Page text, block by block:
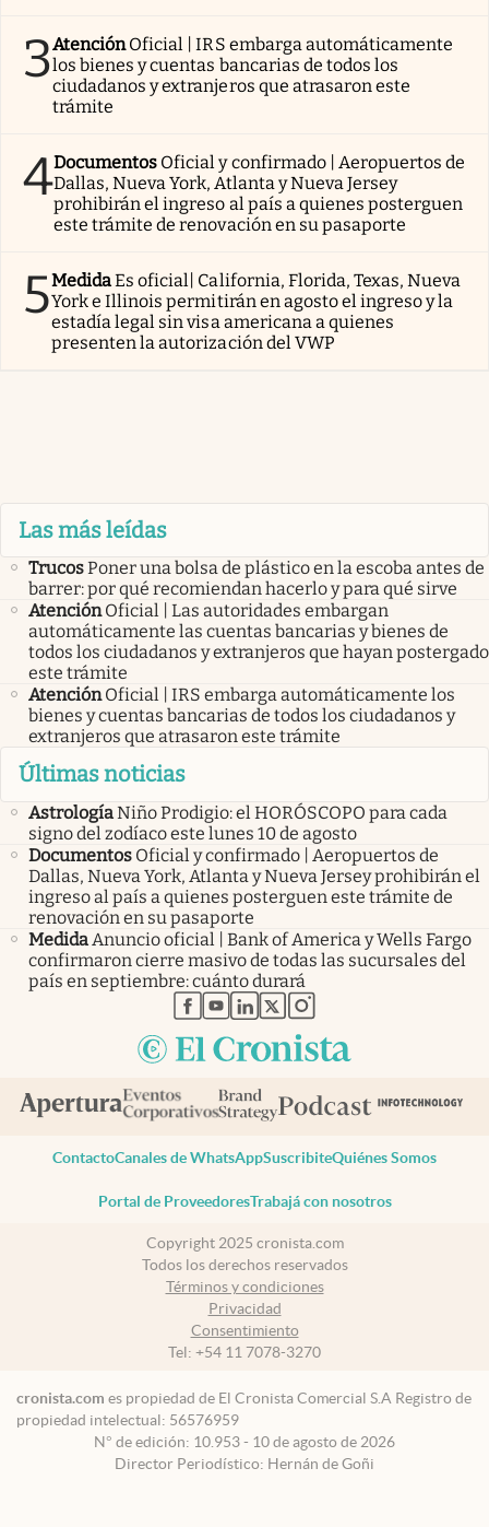
3AtenciónOficial | IRS embarga automáticamente
los bienes y cuentas bancarias de todos los
ciudadanos y extranjeros que atrasaron este
trámite
4Documentos Oficial y confirmado | Aeropuertos de
Dallas, Nueva York, Atlanta y Nueva Jersey
prohibirán el ingreso al país a quienes posterguen
este trámite de renovación en su pasaporte
5MedidaEs oficial| California, Florida, Texas, Nueva
York e Illinois permitirán en agosto el ingreso y la
estadía legal sin visa americana a quienes
presenten la autorización del VWP
Las más leídas
TrucosPoner una bolsa de plástico en la escoba antes de
barrer: por qué recomiendan hacerlo y para qué sirve
Atención Oficial | Las autoridades embargan
automáticamente las cuentas bancarias y bienes de
todos los ciudadanos y extranjeros que hayan postergado
este trámite
Atención Oficial | IRS embarga automáticamente los
bienes y cuentas bancarias de todos los ciudadanos y
extranjeros que atrasaron este trámite
Últimas noticias
AstrologíaNiño Prodigio: el HORÓSCOPO para cada
signo del zodíaco este lunes 10 de agosto
Documentos Oficial y confirmado | Aeropuertos de
Dallas, Nueva York, Atlanta y Nueva Jersey prohibirán el
ingreso al país a quienes posterguen este trámite de
renovación en su pasaporte
Medida Anuncio oficial | Bank of America y Wells Fargo
confirmaron cierre masivo de todas las sucursales del
país en septiembre: cuánto durará
abre en nueva pestaña
abre en nueva pestaña
abre en nueva pestaña
abre en nueva pestaña
abre en nueva pestaña
ContactoCanales de WhatsAppSuscribiteQuiénes Somos
Portal de ProveedoresTrabajá con nosotros
Copyright 2025 cronista.com
Todos los derechos reservados
Términos y condiciones
Privacidad
Consentimiento
Tel: +54 11 7078-3270
cronista.com es propiedad de El Cronista Comercial S.A Registro de
propiedad intelectual: 56576959
N° de edición: 10.953 - 10 de agosto de 2026
Director Periodístico: Hernán de Goñi